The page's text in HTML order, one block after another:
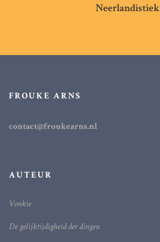
Neerlandistiek
FROUKE ARNS
contact@froukearns.nl
AUTEUR
Vonkie
De gelijktijdigheid der dingen